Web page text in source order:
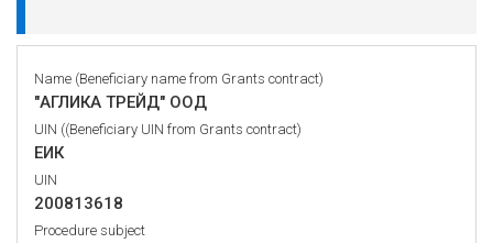
Name (Beneficiary name from Grants contract)
"АГЛИКА ТРЕЙД" ООД
UIN ((Beneficiary UIN from Grants contract)
ЕИК
UIN
200813618
Procedure subject